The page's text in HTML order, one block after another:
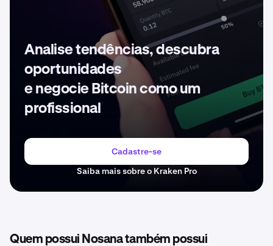
Analise tendências, descubra
oportunidades
e negocie Bitcoin como um
profissional
Cadastre-se
Saiba mais sobre o Kraken Pro
Quem possui Nosana também possui